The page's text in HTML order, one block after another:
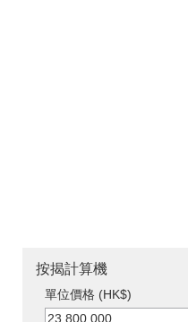
按揭計算機
單位價格 (HK$)